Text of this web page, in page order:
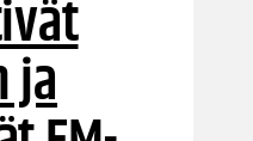
ja